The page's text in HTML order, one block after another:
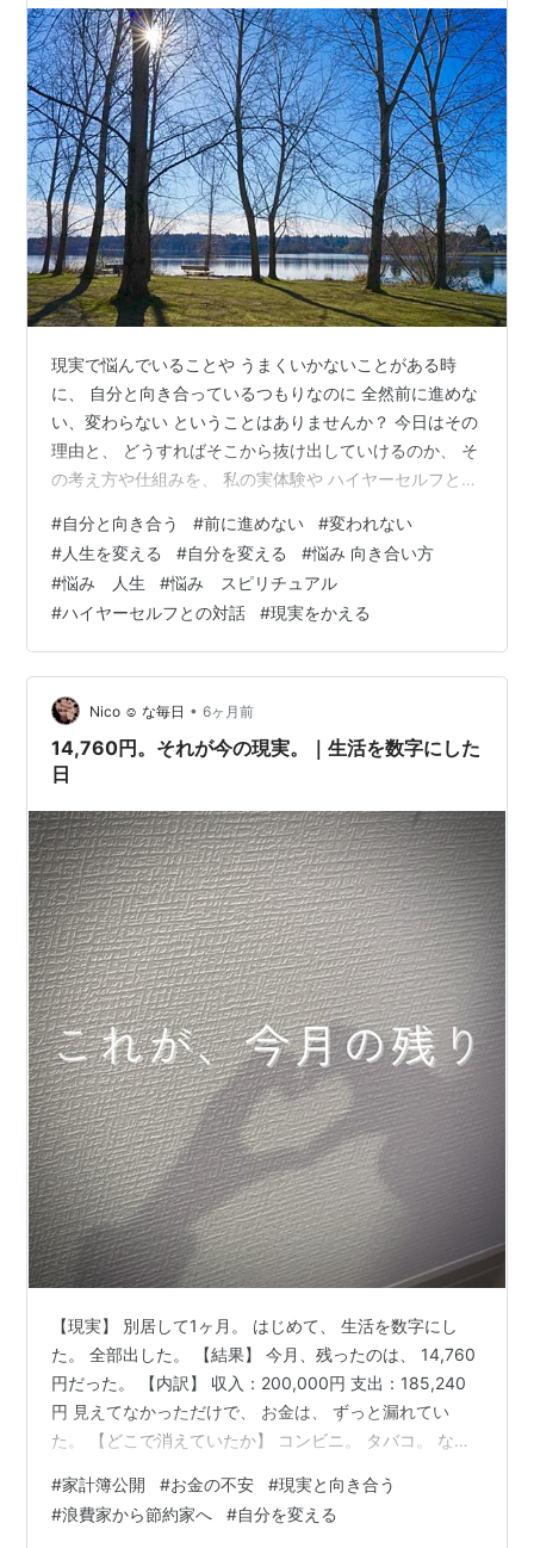
現実で悩んでいることや うまくいかないことがある時
に、 自分と向き合っているつもりなのに 全然前に進めな
い、変わらない ということはありませんか？ 今日はその
理由と、 どうすればそこから抜け出していけるのか、 そ
の考え方や仕組みを、 私の実体験や ハイヤーセルフとの
ゴミ拾いと同じで、 次の扉が開く時、必ず宝物を受け取
るでしょう。 今日も長くなりましたが、 ぜひ最後まで読
んで参考にしてみてくださいね(^^) ・ 先日、大学時代の
友人に 10数年ぶりに会いました。 彼女はシングルマザー
で、 前に会った時は子供さんが不登校でかなり荒れてい
て、 それ…
#自分と向き合う #前に進めない #変われない
#人生を変える #自分を変える #悩み 向き合い方
#悩み 人生 #悩み スピリチュアル
#ハイヤーセルフとの対話 #現実をかえる
Nico ☺︎ な毎日 • 6ヶ月前
14,760円。それが今の現実。｜生活を数字にした
日
【現実】 別居して1ヶ月。 はじめて、 生活を数字にし
た。 全部出した。 【結果】 今月、残ったのは、 14,760
円だった。 【内訳】 収入：200,000円 支出：185,240
円 見えてなかっただけで、 お金は、 ずっと漏れてい
た。 【どこで消えていたか】 コンビニ。 タバコ。 なん
と】 足りなかったのは、 収入じゃない。 把握だった。
【選択】 保険は見直した。 無駄も削る。 でも、 全部は
#家計簿公開 #お金の不安 #現実と向き合う
#浪費家から節約家へ #自分を変える